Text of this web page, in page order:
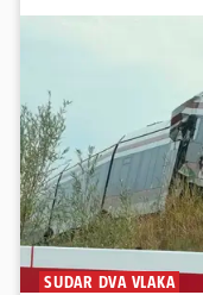
SUDAR DVA VLAKA